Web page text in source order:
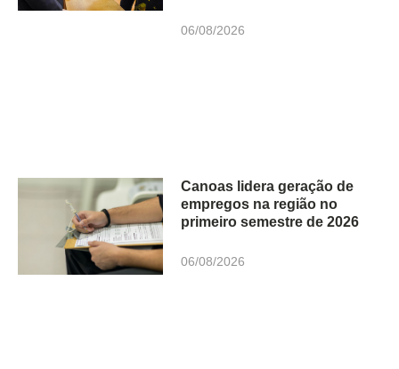
06/08/2026
Canoas lidera geração de
empregos na região no
primeiro semestre de 2026
06/08/2026